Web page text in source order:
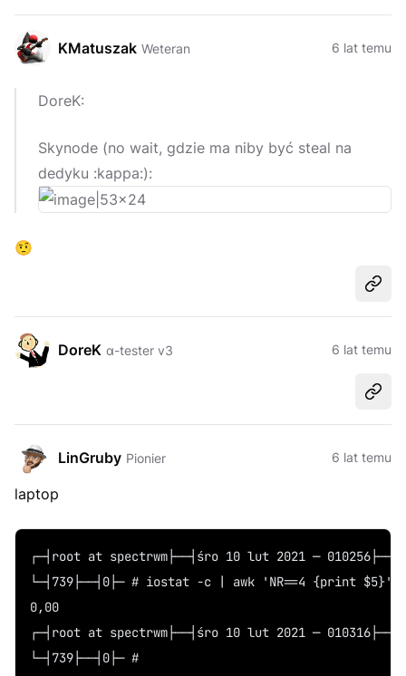
KMatuszak Weteran 6 lat temu
DoreK:
Skynode (no wait, gdzie ma niby być steal na
dedyku :kappa:):
🤨
DoreK α-tester v3 6 lat temu
LinGruby Pionier 6 lat temu
laptop
┌─┤root at spectrwm├──┤śro 10 lut 2021 ─
└─┤739├──┤0├─ # iostat -c | awk 'NR==4 {print $5}'
0,00
┌─┤root at spectrwm├──┤śro 10 lut 2021 ─
└─┤739├──┤0├─ #